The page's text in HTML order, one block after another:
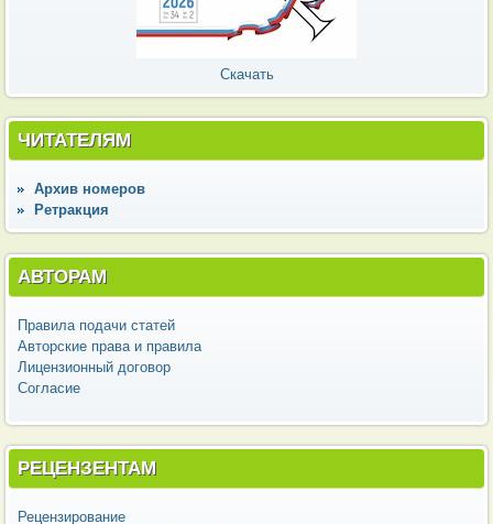
Скачать
ЧИТАТЕЛЯМ
Архив номеров
Ретракция
АВТОРАМ
Правила подачи статей
Авторские права и правила
Лицензионный договор
Согласие
РЕЦЕНЗЕНТАМ
Рецензирование